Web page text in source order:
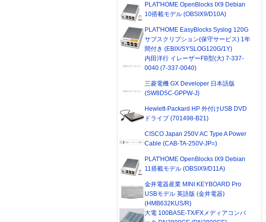
PLAT'HOME OpenBlocks IX9 Debian
10搭載モデル (OBSIX9/D10A)
PLAT'HOME EasyBlocks Syslog 120G
サブスクリプション(保守サービス) 1年
間付き (EBIX/SYSLOG120G/1Y)
内田洋行 イレーザーFB型(大) 7-337-
0040 (7-337-0040)
三菱電機 GX Developer 日本語版
(SW8D5C-GPPW-J)
Hewlett-Packard HP 外付けUSB DVD
ドライブ (701498-B21)
CISCO Japan 250V AC Type A Power
Cable (CAB-TA-250V-JP=)
PLAT'HOME OpenBlocks IX9 Debian
11搭載モデル (OBSIX9/D11A)
金井電器産業 MINI KEYBOARD Pro
USBモデル 英語版 (金井電器)
(HMB632KUS/R)
大電 100BASE-TX/FXメディアコンバ